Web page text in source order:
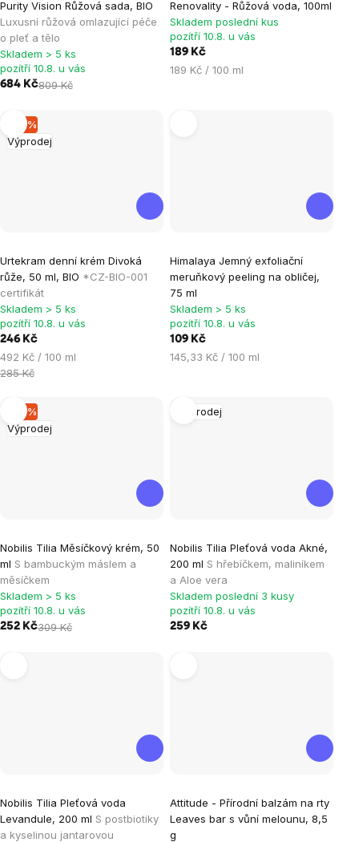
Purity Vision Růžová sada, BIO
Luxusní růžová omlazující péče
o pleť a tělo
Skladem > 5 ks
pozítří 10.8. u vás
684 Kč809 Kč
Renovality - Růžová voda, 100ml
hodnocení
produktu
je
5,0
Skladem poslední kus
pozítří 10.8. u vás
189 Kč
Měrná
189 Kč / 100 ml
Výprodej
–13 %
Urtekram denní krém Divoká
růže, 50 ml, BIO *CZ-BIO-001
certifikát
Skladem > 5 ks
pozítří 10.8. u vás
246 Kč
Měrná
cena:
492 Kč / 100 ml
285 Kč
Himalaya Jemný exfoliační
meruňkový peeling na obličej,
75 ml
Skladem > 5 ks
pozítří 10.8. u vás
109 Kč
Měrná
145,33 Kč / 100 ml
Výprodej
–18 %
Nobilis Tilia Měsíčkový krém, 50
ml S bambuckým máslem a
měsíčkem
Skladem > 5 ks
pozítří 10.8. u vás
252 Kč309 Kč
Výprodej
Nobilis Tilia Pleťová voda Akné,
200 ml S hřebíčkem, maliníkem
a Aloe vera
Skladem poslední 3 kusy
pozítří 10.8. u vás
259 Kč
Nobilis Tilia Pleťová voda
Levandule, 200 ml S postbiotiky
a kyselinou jantarovou
Attitude - Přírodní balzám na rty
Leaves bar s vůní melounu, 8,5
g